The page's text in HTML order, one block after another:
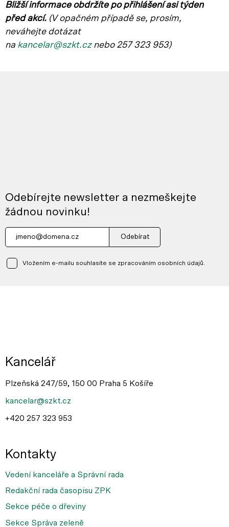
Bližší informace obdržíte po přihlášení asi týden
před akcí. (V opačném případě se, prosím,
neváhejte dotázat
na kancelar@szkt.cznebo 257 323 953)
Odebírejte newsletter a nezmeškejte
žádnou novinku!
Odebírat
Vložením e-mailu souhlasíte se zpracováním osobních údajů.
Kancelář
Plzeňská 247/59, 150 00 Praha 5 Košíře
kancelar@szkt.cz
+420 257 323 953
Kontakty
Vedení kanceláře a Správní rada
Redakční rada časopisu ZPK
Sekce péče o dřeviny
Sekce Správa zeleně